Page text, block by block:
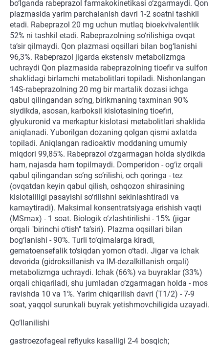
bo‘lganda rabeprazol farmakokinetikasi o‘zgarmaydi. Qon
plazmasida yarim parchalanish davri 1-2 soatni tashkil
etadi. Rabeprazol 20 mg uchun mutlaq bioekvivalentlik
52% ni tashkil etadi. Rabeprazolning so‘rilishiga ovqat
ta’sir qilmaydi. Qon plazmasi oqsillari bilan bog‘lanishi
96,3%. Rabeprazol jigarda ekstensiv metabolizmga
uchraydi Qon plazmasida rabeprazolning tioefir va sulfon
shaklidagi birlamchi metabolitlari topiladi. Nishonlangan
14S-rabeprazolning 20 mg bir martalik dozasi ichga
qabul qilingandan so‘ng, birikmaning taxminan 90%
siydikda, asosan, karboksil kislotasining tioefiri,
glyukuronid va merkaptur kislotasi metabolitlari shaklida
aniqlanadi. Yuborilgan dozaning qolgan qismi axlatda
topiladi. Aniqlangan radioaktiv moddaning umumiy
miqdori 99,85%. Rabeprazol o‘zgarmagan holda siydikda
ham, najasda ham topilmaydi. Domperidon - og‘iz orqali
qabul qilingandan so‘ng so‘rilishi, och qoringa - tez
(ovqatdan keyin qabul qilish, oshqozon shirasining
kislotaliligi pasayishi so‘rilishni sekinlashtiradi va
kamaytiradi). Maksimal konsentratsiyaga erishish vaqti
(MSmax) - 1 soat. Biologik o‘zlashtirilishi - 15% (jigar
orqali "birinchi o‘tish" ta’siri). Plazma oqsillari bilan
bog‘lanishi - 90%. Turli to‘qimalarga kiradi,
gematoensefalik to‘siqdan yomon o‘tadi. Jigar va ichak
devorida (gidroksillanish va IM-dezalkillanish orqali)
metabolizmga uchraydi. Ichak (66%) va buyraklar (33%)
orqali chiqariladi, shu jumladan o‘zgarmagan holda - mos
ravishda 10 va 1%. Yarim chiqarilish davri (T1/2) - 7-9
soat, yaqqol surunkali buyrak yetishmovchiligida uzayadi.
Qo‘llanilishi
gastroezofageal reflyuks kasalligi 2-4 bosqich;